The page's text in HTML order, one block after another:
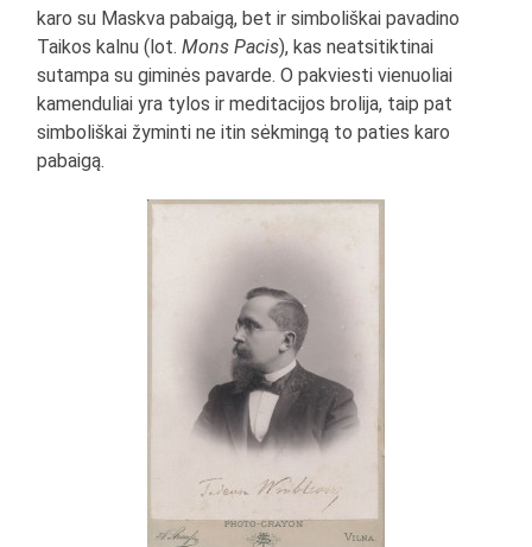
karo su Maskva pabaigą, bet ir simboliškai pavadino
Taikos kalnu (lot.Mons Pacis), kas neatsitiktinai
sutampa su giminės pavarde. O pakviesti vienuoliai
kamenduliai yra tylos ir meditacijos brolija, taip pat
simboliškai žyminti ne itin sėkmingą to paties karo
pabaigą.